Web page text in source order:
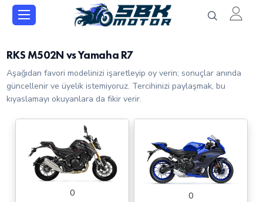
RKS M502N vs Yamaha R7
Aşağıdan favori modelinizi işaretleyip oy verin; sonuçlar anında
güncellenir ve üyelik istemiyoruz. Tercihinizi paylaşmak, bu
kıyaslamayı okuyanlara da fikir verir.
0 0